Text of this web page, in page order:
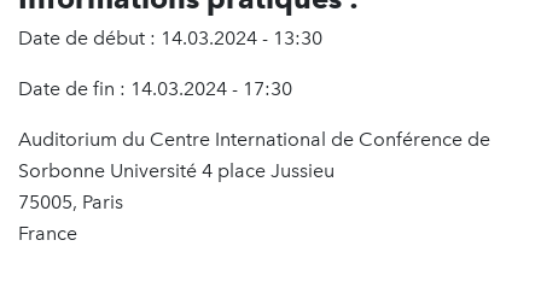
Date de début : 14.03.2024 - 13:30
Date de fin : 14.03.2024 - 17:30
Auditorium du Centre International de Conférence de
Sorbonne Université 4 place Jussieu
75005, Paris
France